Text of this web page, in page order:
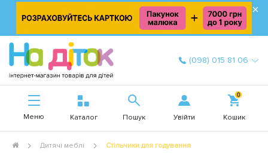
×
(098) 015 81 06
Меню Каталог Пошук Увійти
0
Кошик
Дитячі меблі Стільчики для годування